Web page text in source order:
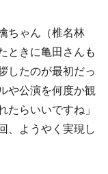
ちゃん（椎名林
ときに亀田さんも
したのが最初だっ
や公演を何度か観
らいいですね」
、ようやく実現し